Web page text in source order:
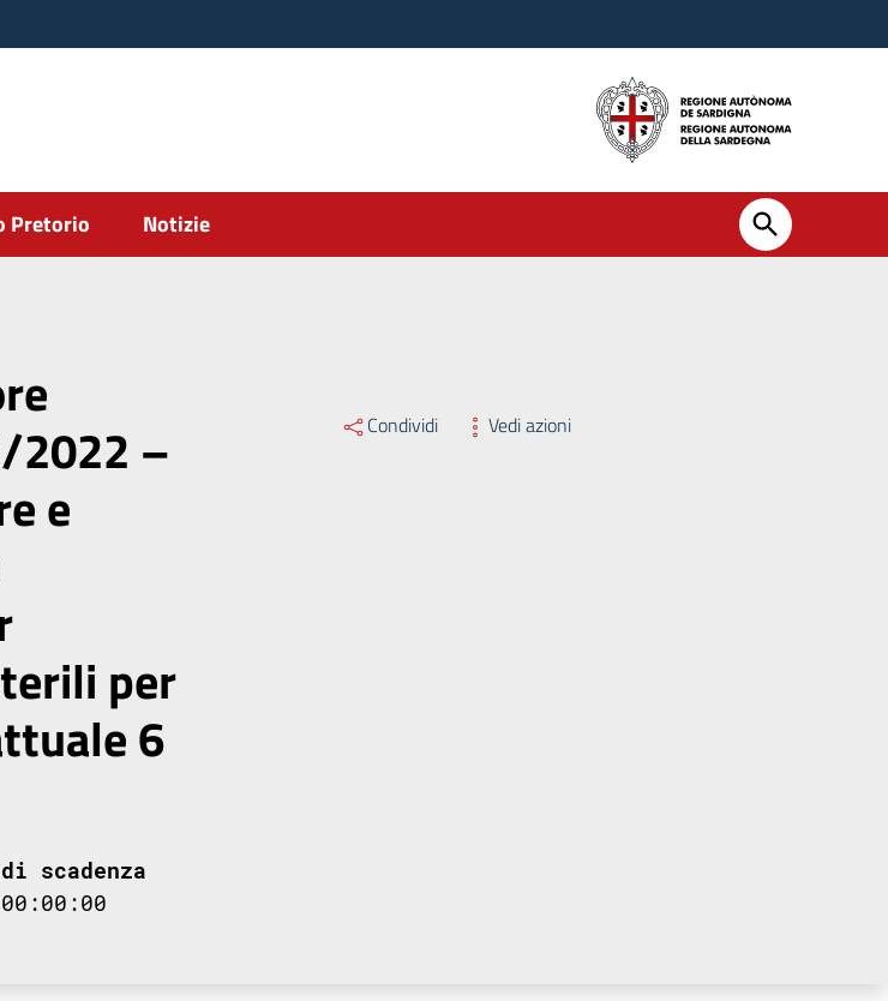
Pretorio Notizie
2022 –
e
per
6
Condividi Vedi azioni
scadenza